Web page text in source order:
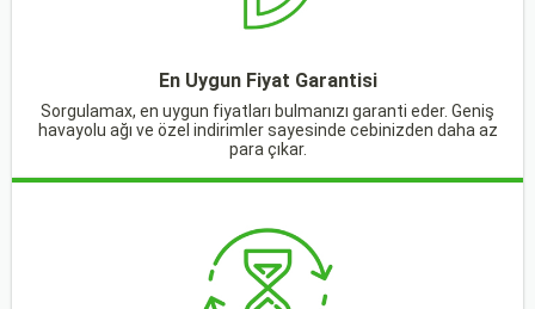
En Uygun Fiyat Garantisi
Sorgulamax, en uygun fiyatları bulmanızı garanti eder. Geniş
havayolu ağı ve özel indirimler sayesinde cebinizden daha az
para çıkar.